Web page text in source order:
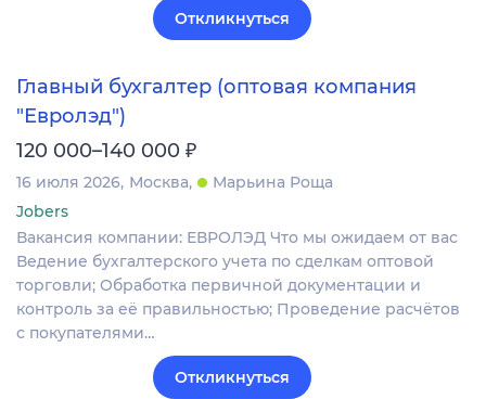
Откликнуться
Главный бухгалтер (оптовая компания
"Евролэд")
120 000–140 000 ₽
16 июля 2026 Москва
Марьина Роща
Jobers
Вакансия компании: ЕВРОЛЭД Что мы ожидаем от вас
Ведение бухгалтерского учета по сделкам оптовой
торговли; Обработка первичной документации и
контроль за её правильностью; Проведение расчётов
с покупателями…
Откликнуться